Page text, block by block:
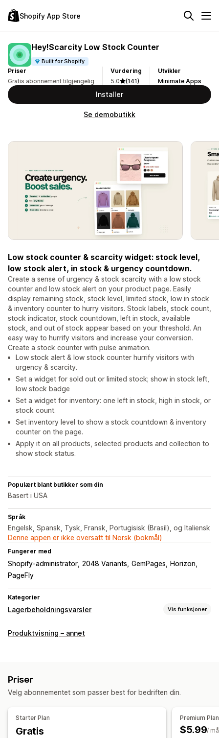
Shopify App Store
Hey!Scarcity Low Stock Counter
Built for Shopify
Priser
Gratis abonnement tilgjengelig
Vurdering
5.0
(141)
Utvikler
Minimate Apps
Installer
Se demobutikk
Low stock counter & scarcity widget: stock level,
low stock alert, in stock & urgency countdown.
Create a sense of urgency & stock scarcity with a low stock
counter and low stock alert on your product page. Easily
display remaining stock, stock level, limited stock, low in stock
& inventory counter to hurry visitors. Stock labels, stock count,
stock indicator, stock countdown, left in stock, available
stock, and out of stock appear based on your threshold. An
easy way to hurrify visitors and increase your conversion.
Create a stock counter with pulse animation.
Low stock alert & low stock counter hurrify visitors with
urgency & scarcity.
Set a widget for sold out or limited stock; show in stock left,
low stock badge
Set a widget for inventory: one left in stock, high in stock, or
stock count.
Set inventory level to show a stock countdown & inventory
counter on the page.
Apply it on all products, selected products and collection to
show stock status.
Populært blant butikker som din
Basert i USA
Språk
Engelsk, Spansk, Tysk, Fransk, Portugisisk (Brasil), og Italiensk
Denne appen er ikke oversatt til Norsk (bokmål)
Fungerer med
Shopify-administrator 2048 Variants GemPages
Horizon
PageFly
Kategorier
Lagerbeholdningsvarsler Vis funksjoner
Varsler
Varslingsinnstillinger
Produktvisning – annet
Priser
Velg abonnementet som passer best for bedriften din.
Starter Plan
Gratis
Premium Plan
$5.99/